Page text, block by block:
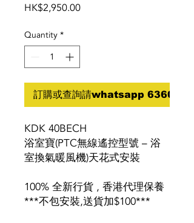
HK$2,950.00Price
Quantity *
訂購或查詢請whatsapp 6360
KDK 40BECH
浴室寶(PTC無線遙控型號 – 浴
室換氣暖風機)天花式安裝
100% 全新行貨 , 香港代理保養
***不包安裝,送貨加$100***